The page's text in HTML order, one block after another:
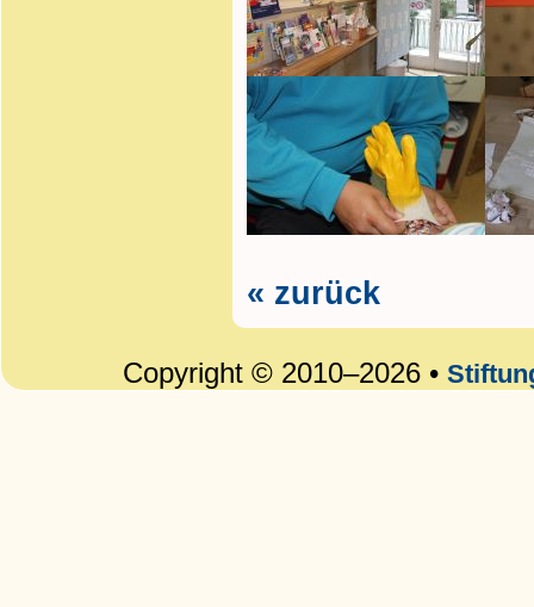
« zurück
Copyright © 2010–2026 •